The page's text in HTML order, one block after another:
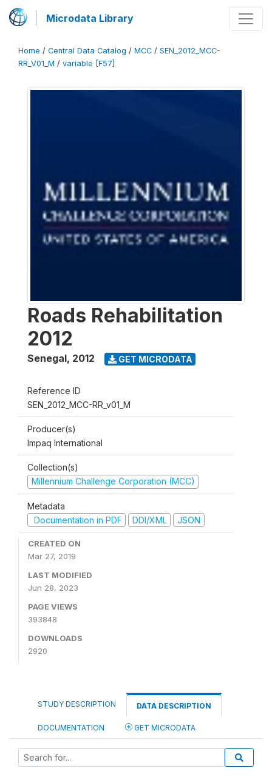
Microdata Library
Home / Central Data Catalog / MCC / SEN_2012_MCC-
RR_V01_M / variable [F57]
Roads Rehabilitation
2012
Senegal, 2012 GET MICRODATA
Reference ID
SEN_2012_MCC-RR_v01_M
Producer(s)
Impaq International
Collection(s)
Millennium Challenge Corporation (MCC)
Metadata
Documentation in PDF
DDI/XML JSON
CREATED ON
Mar 27, 2019
LAST MODIFIED
Jun 28, 2023
PAGE VIEWS
393848
DOWNLOADS
2920
STUDY DESCRIPTION DATA DESCRIPTION
DOCUMENTATION GET MICRODATA